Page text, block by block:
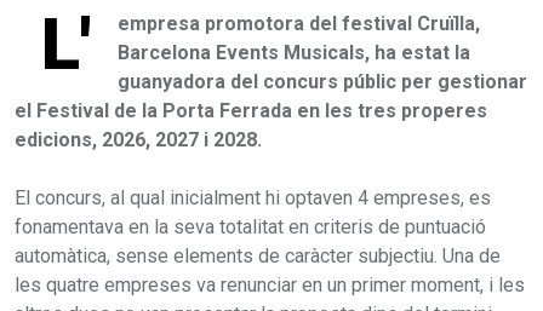
L'
empresa promotora del festival Cruïlla,
Barcelona Events Musicals, ha estat la
guanyadora del concurs públic per gestionar
el Festival de la Porta Ferrada en les tres properes
edicions, 2026, 2027 i 2028.
El concurs, al qual inicialment hi optaven 4 empreses, es
fonamentava en la seva totalitat en criteris de puntuació
automàtica, sense elements de caràcter subjectiu. Una de
les quatre empreses va renunciar en un primer moment, i les